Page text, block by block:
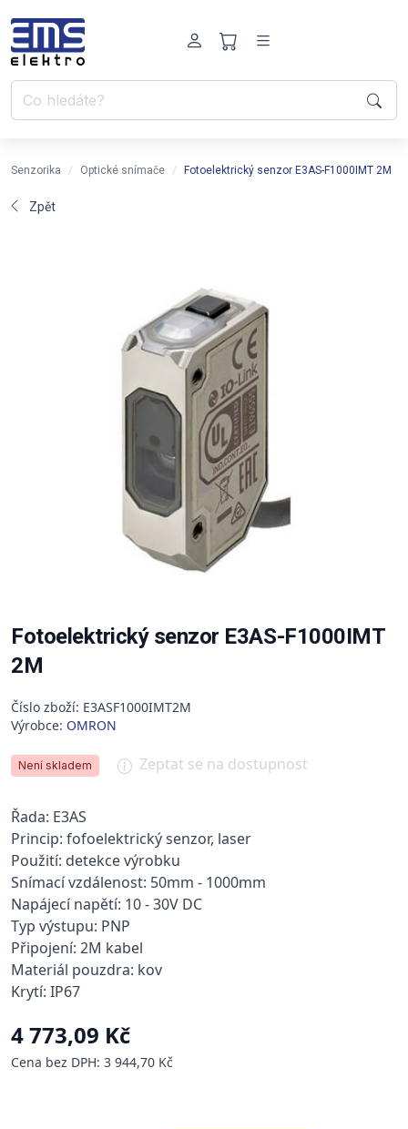
Senzorika Optické snímače Fotoelektrický senzor E3AS-F1000IMT 2M
Zpět
Fotoelektrický senzor E3AS-F1000IMT
2M
Číslo zboží: E3ASF1000IMT2M
Výrobce: OMRON
Není skladem Zeptat se na dostupnost
Řada: E3AS
Princip: fofoelektrický senzor, laser
Použití: detekce výrobku
Snímací vzdálenost: 50mm - 1000mm
Napájecí napětí: 10 - 30V DC
Typ výstupu: PNP
Připojení: 2M kabel
Materiál pouzdra: kov
Krytí: IP67
4 773,09 Kč
Cena bez DPH: 3 944,70 Kč